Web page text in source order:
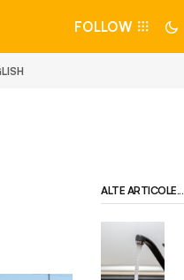
FOLLOW
ALTE ARTICOLE...